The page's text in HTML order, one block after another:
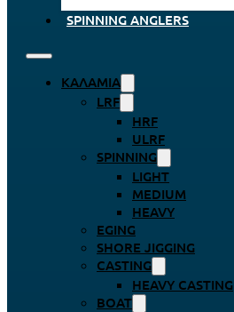
SPINNING ANGLERS
ΚΑΛΆΜΙΑ
LRF
HRF
ULRF
SPINNING
LIGHT
MEDIUM
HEAVY
EGING
SHORE JIGGING
CASTING
HEAVY CASTING
BOAT